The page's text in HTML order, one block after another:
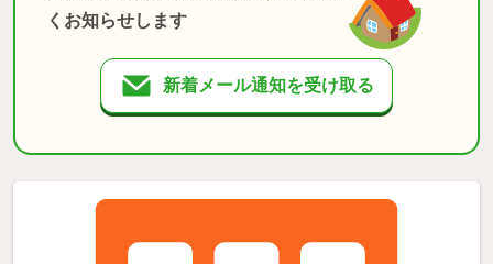
くお知らせします
新着メール通知を受け取る